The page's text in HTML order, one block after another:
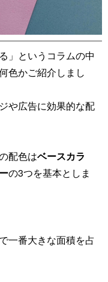
」というコラムの中
色かご紹介しまし
や広告に効果的な配
配色はベースカラ
の3つを基本としま
一番大きな面積を占